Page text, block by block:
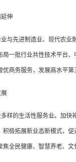
伸
与先进制造业、现代农
一批行业共性技术平台
商务服务，发展高水平
样的生活性服务业。加
极拓展新业态新模式，
全民健康、智慧养老、